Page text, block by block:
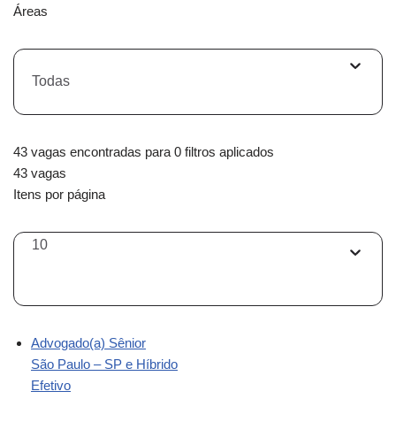
Áreas
Todas
43 vagas encontradas para 0 filtros aplicados
43 vagas
Itens por página
10
Advogado(a) Sênior
São Paulo – SP e Híbrido
Efetivo